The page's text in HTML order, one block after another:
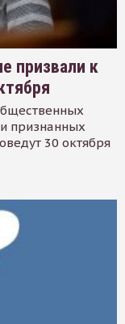
призвали к
признанных
30 октября